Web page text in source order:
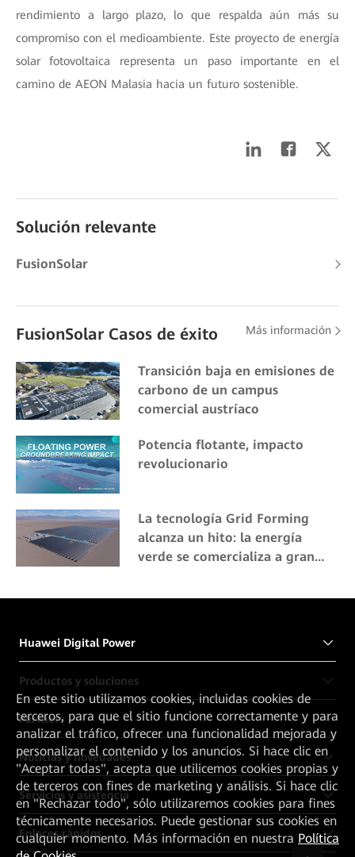
rendimiento a largo plazo, lo que respalda aún más su
compromiso con el medioambiente. Este proyecto de energía
solar fotovoltaica representa un paso importante en el
camino de AEON Malasia hacia un futuro sostenible.
Solución relevante
FusionSolar
FusionSolar Casos de éxito Más información
Transición baja en emisiones de
carbono de un campus
comercial austríaco
Potencia flotante, impacto
revolucionario
La tecnología Grid Forming
alcanza un hito: la energía
verde se comercializa a gran
Huawei Digital Power
Productos y soluciones
Partners
Noticias y novedades
Servicios y asistencia
Enlaces rápidos
En este sitio utilizamos cookies, incluidas cookies de
terceros, para que el sitio funcione correctamente y para
analizar el tráfico, ofrecer una funcionalidad mejorada y
personalizar el contenido y los anuncios. Si hace clic en
"Aceptar todas", acepta que utilicemos cookies propias y
de terceros con fines de marketing y análisis. Si hace clic
en "Rechazar todo", sólo utilizaremos cookies para fines
técnicamente necesarios. Puede gestionar sus cookies en
cualquier momento. Más información en nuestra Política